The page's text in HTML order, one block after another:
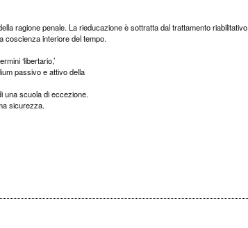
ragione penale. La rieducazione è sottratta dal trattamento riabilitativo
coscienza interiore del tempo.
‘libertario,’
passivo e attivo della
una scuola di eccezione.
sicurezza.